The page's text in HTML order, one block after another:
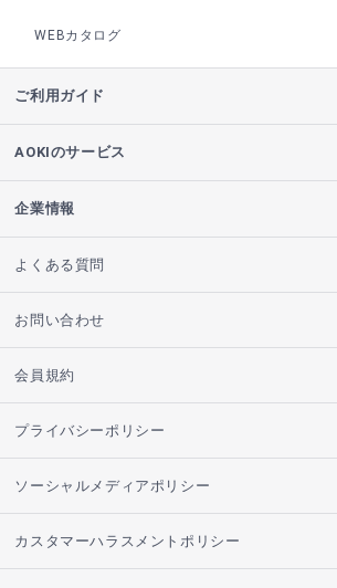
WEBカタログ
ご利用ガイド
AOKIのサービス
企業情報
よくある質問
お問い合わせ
会員規約
プライバシーポリシー
ソーシャルメディアポリシー
カスタマーハラスメントポリシー